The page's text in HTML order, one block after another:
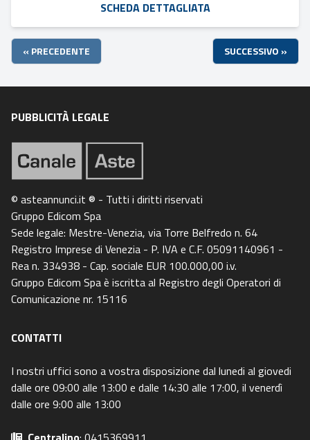
SCHEDA DETTAGLIATA
« PRECEDENTE SUCCESSIVO »
PUBBLICITÀ LEGALE
© asteannunci.it ® - Tutti i diritti riservati
Gruppo Edicom Spa
Sede legale: Mestre-Venezia, via Torre Belfredo n. 64
Registro Imprese di Venezia - P. IVA e C.F. 05091140961 -
Rea n. 334938 - Cap. sociale EUR 100.000,00 i.v.
Gruppo Edicom Spa è iscritta al Registro degli Operatori di
Comunicazione nr. 15116
CONTATTI
I nostri uffici sono a vostra disposizione dal lunedi al giovedi
dalle ore 09:00 alle 13:00 e dalle 14:30 alle 17:00, il venerdì
dalle ore 9:00 alle 13:00